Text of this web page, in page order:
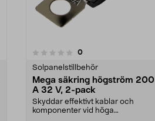
0recensioner
Solpanelstillbehör
Mega säkring högström 200
A 32 V, 2-pack
Skyddar effektivt kablar och
komponenter vid höga
0.0 av 5 stjärnor